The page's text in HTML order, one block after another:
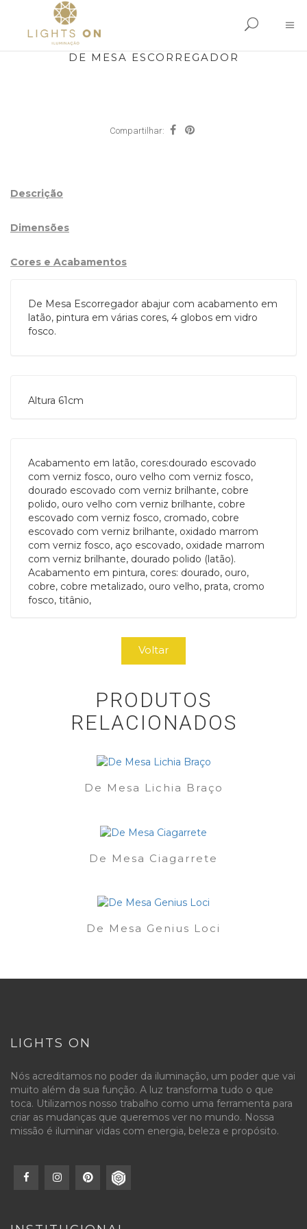
DE MESA ESCORREGADOR
Compartilhar:
Descrição
Dimensões
Cores e Acabamentos
De Mesa Escorregador abajur com acabamento em
latão, pintura em várias cores, 4 globos em vidro
fosco.
Altura 61cm
Acabamento em latão, cores:dourado escovado
com verniz fosco, ouro velho com verniz fosco,
dourado escovado com verniz brilhante, cobre
polido, ouro velho com verniz brilhante, cobre
escovado com verniz fosco, cromado, cobre
escovado com verniz brilhante, oxidado marrom
com verniz fosco, aço escovado, oxidade marrom
com verniz brilhante, dourado polido (latão).
Acabamento em pintura, cores: dourado, ouro,
cobre, cobre metalizado, ouro velho, prata, cromo
fosco, titânio,
Voltar
PRODUTOS
RELACIONADOS
De Mesa Lichia Braço
De Mesa Ciagarrete
De Mesa Genius Loci
LIGHTS ON
Nós acreditamos no poder da iluminação, um poder que vai
muito além da sua função. A luz transforma tudo o que
toca. Utilizamos nosso trabalho como uma ferramenta para
criar as mudanças que queremos ver no mundo. Nossa
missão é iluminar vidas com energia, beleza e propósito.